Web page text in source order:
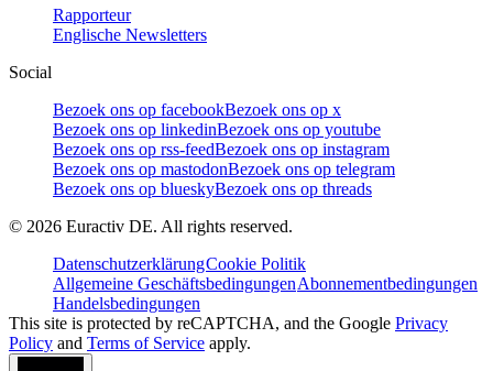
Rapporteur
Englische Newsletters
Social
Bezoek ons op facebookBezoek ons op x
Bezoek ons op linkedinBezoek ons op youtube
Bezoek ons op rss-feedBezoek ons op instagram
Bezoek ons op mastodonBezoek ons op telegram
Bezoek ons op blueskyBezoek ons op threads
© 2026 Euractiv DE. All rights reserved.
DatenschutzerklärungCookie Politik
Allgemeine GeschäftsbedingungenAbonnementbedingungen
Handelsbedingungen
This site is protected by reCAPTCHA, and the Google Privacy
Policy and Terms of Service apply.